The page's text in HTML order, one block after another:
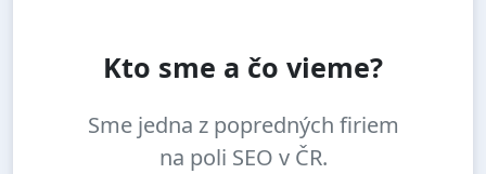
Kto sme a čo vieme?
Sme jedna z popredných firiem
na poli SEO v ČR.